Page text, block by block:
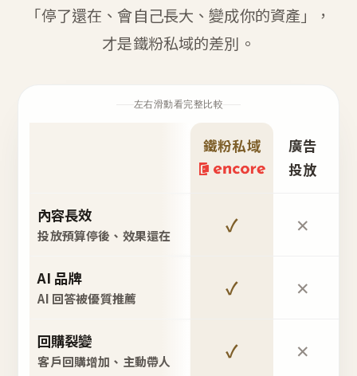
「停了還在、會自己長大、變成你的資產」，
才是鐵粉私域的差別。
左右滑動看完整比較
鐵粉私域
廣告
投放
內容長效
投放預算停後、效果還在 ✓ ✕
AI 品牌
AI 回答被優質推薦 ✓ ✕
回購裂變
客戶回購增加、主動帶人 ✓ ✕